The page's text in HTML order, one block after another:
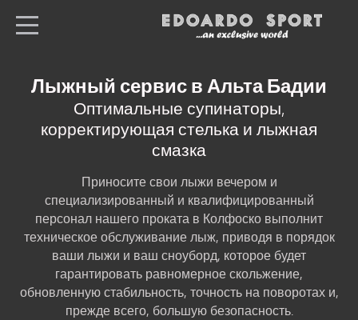
Home
Лыжи & сноуборды
Лыжные ботинки
Склад для хранения
лыж
Прайс-лист
Местоположение
Лыжный сервис в Альта Бадии
Оптимальные супинаторы,
корректирующая стелька и лыжная
смазка
Приносите свои лыжи вечером и
специализированный и квалифицированный
персонал нашего проката в Колфоско выполнит
техническое обслуживание лыж, приводя в порядок
ваши лыжи и ваш сноуборд, которое будет
гарантировать равномерное скольжение,
обновленную стабильность, точность на поворотах и,
прежде всего, большую безопасность.